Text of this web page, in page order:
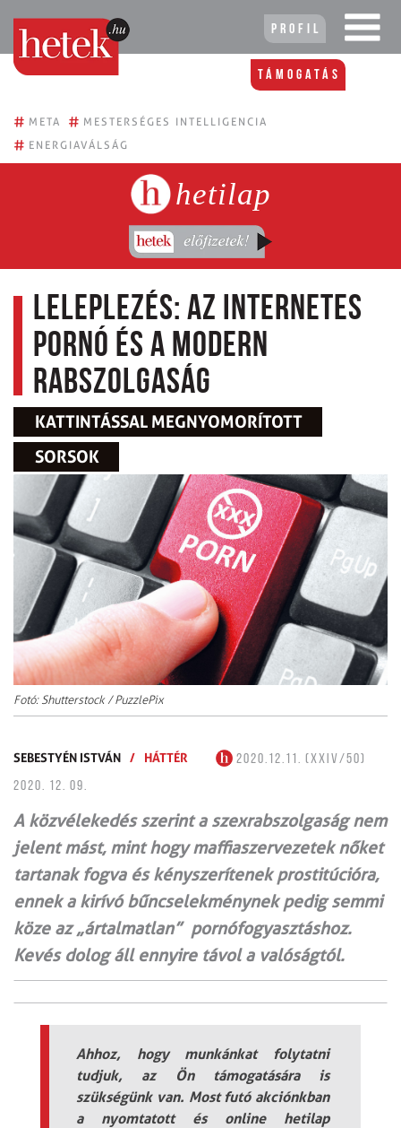
Profil
Támogatás
# META # MESTERSÉGES INTELLIGENCIA
# ENERGIAVÁLSÁG
hetilap
Leleplezés: az internetes
pornó és a modern
rabszolgaság
KATTINTÁSSAL MEGNYOMORÍTOTT
SORSOK
Fotó: Shutterstock / PuzzlePix
SEBESTYÉN ISTVÁN / HÁTTÉR
2020.12.11. (XXIV/50)
2020. 12. 09.
A közvélekedés szerint a szexrabszolgaság nem
jelent mást, mint hogy maffiaszervezetek nőket
tartanak fogva és kényszerítenek prostitúcióra,
ennek a kirívó bűncselekménynek pedig semmi
köze az „ártalmatlan” pornófogyasztáshoz.
Kevés dolog áll ennyire távol a valóságtól.
Ahhoz, hogy munkánkat folytatni
tudjuk, az Ön támogatására is
szükségünk van. Most futó akciónkban
a nyomtatott és online hetilap